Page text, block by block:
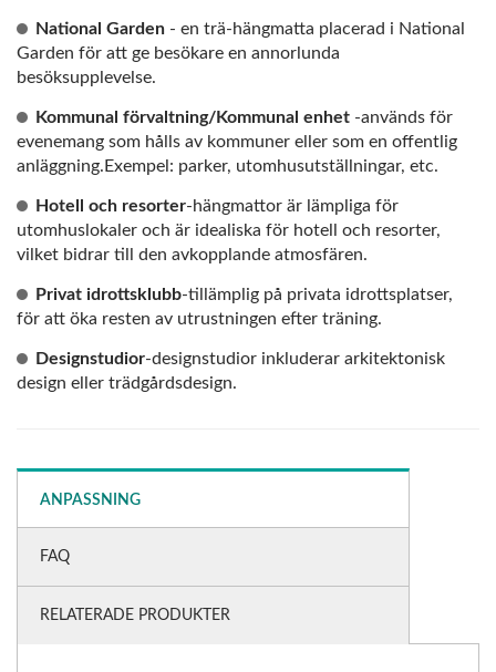
National Garden - en trä-hängmatta placerad i National
Garden för att ge besökare en annorlunda
besöksupplevelse.
Kommunal förvaltning/Kommunal enhet -används för
evenemang som hålls av kommuner eller som en offentlig
anläggning.Exempel: parker, utomhusutställningar, etc.
Hotell och resorter-hängmattor är lämpliga för
utomhuslokaler och är idealiska för hotell och resorter,
vilket bidrar till den avkopplande atmosfären.
Privat idrottsklubb-tillämplig på privata idrottsplatser,
för att öka resten av utrustningen efter träning.
Designstudior-designstudior inkluderar arkitektonisk
design eller trädgårdsdesign.
ANPASSNING
FAQ
RELATERADE PRODUKTER